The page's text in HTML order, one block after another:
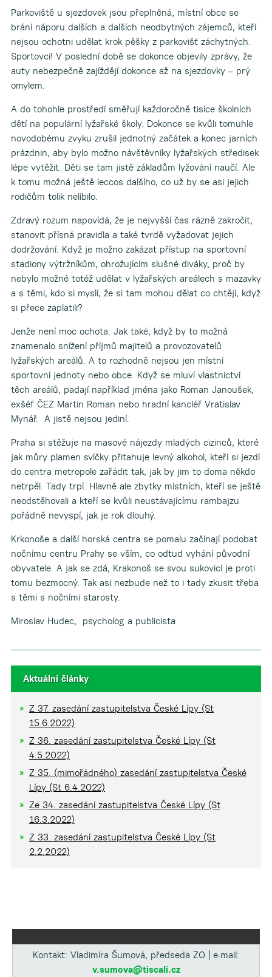
Parkoviště u sjezdovek jsou přeplněná, místní obce se
brání náporu dalších a dalších neodbytných zájemců, kteří
nejsou ochotni udělat krok pěšky z parkovišť záchytných.
Sportovci! V poslední době se dokonce objevily zprávy, že
auty nebezpečně zajíždějí dokonce až na sjezdovky – prý
omylem.
A do tohohle prostředí směřují každoročně tisíce školních
dětí na populární lyžařské školy. Dokonce se kvůli tomuhle
novodobému zvyku zrušil jednotný začátek a konec jarních
prázdnin, aby bylo možno návštěvníky lyžařských středisek
lépe vytěžit. Děti se tam jistě základům lyžování naučí. Ale
k tomu možná ještě leccos dalšího, co už by se asi jejich
rodičům tolik nelíbilo.
Zdravý rozum napovídá, že je nejvyšší čas rázně zakročit,
stanovit přísná pravidla a také tvrdě vyžadovat jejich
dodržování. Když je možno zakázat přístup na sportovní
stadiony výtržníkům, ohrožujícím slušné diváky, proč by
nebylo možné totéž udělat v lyžařských areálech s mazavky
a s těmi, kdo si myslí, že si tam mohou dělat co chtějí, když
si přece zaplatili?
Jenže není moc ochota. Jak také, když by to možná
znamenalo snížení příjmů majitelů a provozovatelů
lyžařských areálů. A to rozhodně nejsou jen místní
sportovní jednoty nebo obce. Když se mluví vlastnictví
těch areálů, padají například jména jako Roman Janoušek,
exšéf ČEZ Martin Roman nebo hradní kancléř Vratislav
Mynář. A jistě nejsou jediní.
Praha si stěžuje na masové nájezdy mladých cizinců, které
jak můry plamen svíčky přitahuje levný alkohol, kteří si jezdí
do centra metropole zařádit tak, jak by jim to doma někdo
netrpěl. Tady trpí. Hlavně ale zbytky místních, kteří se ještě
neodstěhovali a kteří se kvůli neustávajícímu rambajzu
pořádně nevyspí, jak je rok dlouhý.
Krkonoše a další horská centra se pomalu začínají podobat
nočnímu centru Prahy se vším, co odtud vyhání původní
obyvatele. A jak se zdá, Krakonoš se svou sukovicí je proti
tomu bezmocný. Tak asi nezbude než to i tady zkusit třeba
s těmi s nočními starosty.
Miroslav Hudec, psycholog a publicista
Aktuální články
Z 37. zasedání zastupitelstva České Lípy (St
15.6.2022)
Z 36. zasedání zastupitelstva České Lípy (St
4.5.2022)
Z 35. (mimořádného) zasedání zastupitelstva České
Lípy (St 6.4.2022)
Ze 34. zasedání zastupitelstva České Lípy (St
16.3.2022)
Z 33. zasedání zastupitelstva České Lípy (St
2.2.2022)
Kontakt: Vladimíra Šumová, předseda ZO | e-mail:
v.sumova@tiscali.cz